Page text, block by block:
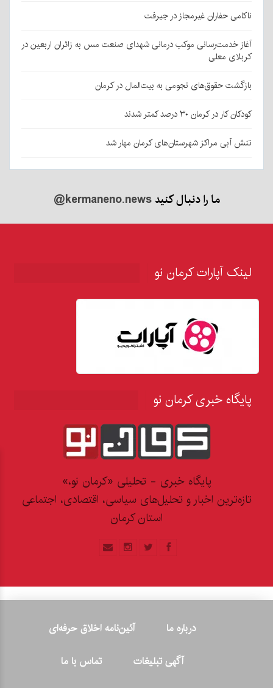
ناکامی حفاران غیرمجاز در جیرفت
آغاز خدمت‌رسانی موکب درمانی شهدای صنعت مس به زائران اربعین در
کربلای معلی
بازگشت حقوق‌های نجومی به بیت‌المال در کرمان
کودکان کار در کرمان ۳۰ درصد کمتر شدند
تنش آبی مراکز شهرستان‌های کرمان مهار شد
ما را دنبال کنید@kermaneno.news
لینک آپارات کرمان نو
پایگاه خبری کرمان نو
پایگاه خبری - تحلیلی «کرمان نو،»
تازه‌ترین اخبار و تحلیل‌های سیاسی، اقتصادی، اجتماعی
استان کرمان
درباره ما
آئین‌نامه اخلاق حرفه‌ای
آگهی تبلیغات
تماس با ما